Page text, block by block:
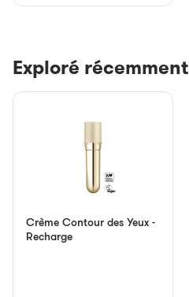
Exploré récemment
Crème Contour des Yeux -
Recharge